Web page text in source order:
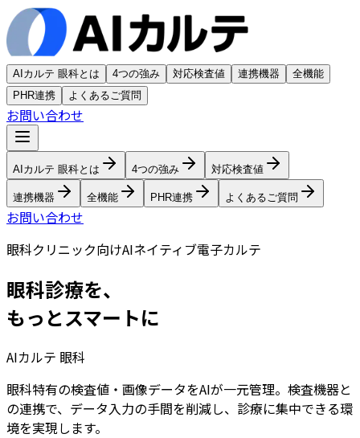
AIカルテ 眼科とは 4つの強み 対応検査値 連携機器
全機能
PHR連携
よくあるご質問
お問い合わせ
AIカルテ 眼科とは 4つの強み 対応検査値
連携機器 全機能 PHR連携 よくあるご質問
お問い合わせ
眼科クリニック向けAIネイティブ電子カルテ
眼科診療を、
もっとスマートに
AIカルテ 眼科
眼科特有の検査値・画像データをAIが一元管理。検査機器と
の連携で、データ入力の手間を削減し、診療に集中できる環
境を実現します。